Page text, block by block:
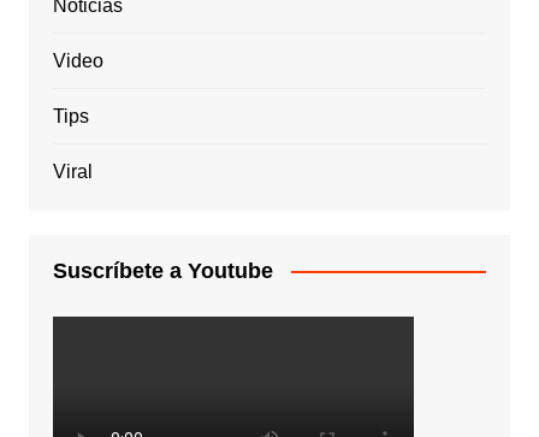
Noticias
Video
Tips
Viral
Suscríbete a Youtube